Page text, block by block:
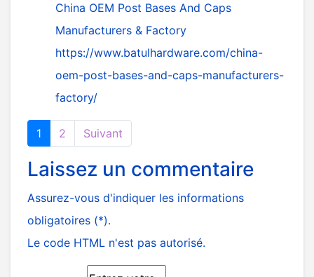
China OEM Post Bases And Caps
Manufacturers & Factory
https://www.batulhardware.com/china-
oem-post-bases-and-caps-manufacturers-
factory/
1 2 Suivant
Laissez un commentaire
Assurez-vous d'indiquer les informations
obligatoires (*).
Le code HTML n'est pas autorisé.